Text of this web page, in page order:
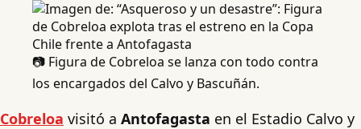
📷 Figura de Cobreloa se lanza con todo contra
los encargados del Calvo y Bascuñán.
Cobreloa visitó a Antofagasta en el Estadio Calvo y